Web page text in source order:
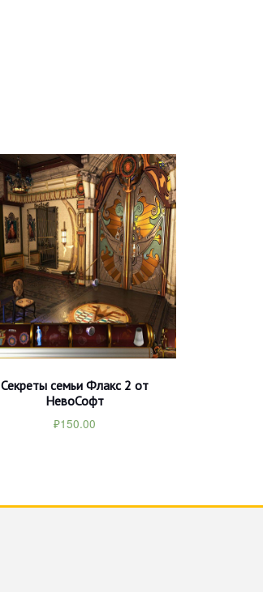
Секреты семьи Флакс 2 от
НевоСофт
₽150.00